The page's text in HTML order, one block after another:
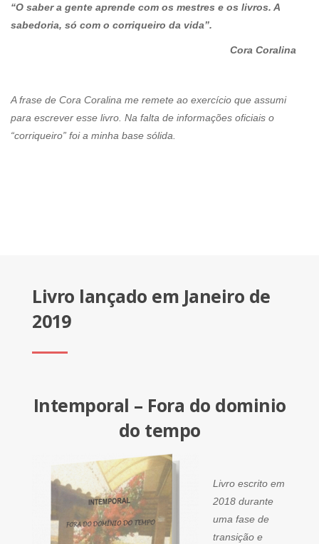
“O saber a gente aprende com os mestres e os livros. A
sabedoria, só com o corriqueiro da vida”.
Cora Coralina
A frase de Cora Coralina me remete ao exercício que assumi
para escrever esse livro. Na falta de informações oficiais o
“corriqueiro” foi a minha base sólida.
Livro lançado em Janeiro de
2019
Intemporal – Fora do dominio
do tempo
Livro escrito em
2018 durante
uma fase de
transição e